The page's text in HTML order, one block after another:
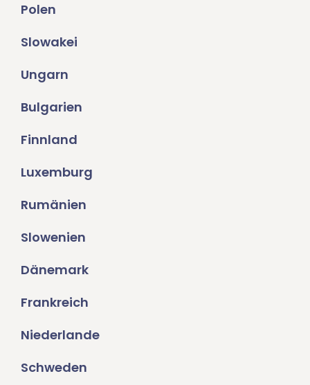
Polen
Slowakei
Ungarn
Bulgarien
Finnland
Luxemburg
Rumänien
Slowenien
Dänemark
Frankreich
Niederlande
Schweden